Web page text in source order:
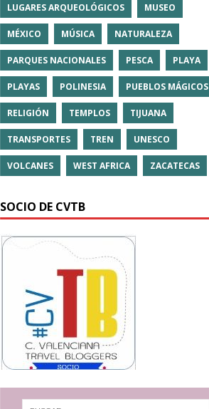
LUGARES ARQUEOLÓGICOS MUSEO
MÉXICO MÚSICA NATURALEZA
PARQUES NACIONALES PESCA PLAYA
PLAYAS POLINESIA PUEBLOS MÁGICOS
RELIGIÓN TEMPLOS TIJUANA
TRANSPORTES TREN UNESCO
VOLCANES WEST AFRICA ZACATECAS
SOCIO DE CVTB